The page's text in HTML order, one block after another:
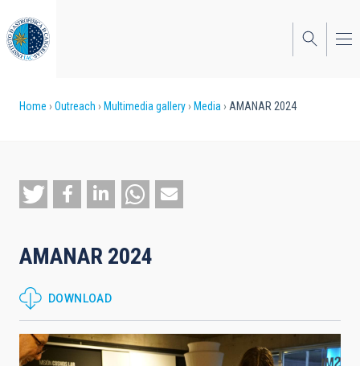
to
main
content
Breadcrumb
Home Outreach Multimedia gallery Media AMANAR 2024
AMANAR 2024
DOWNLOAD